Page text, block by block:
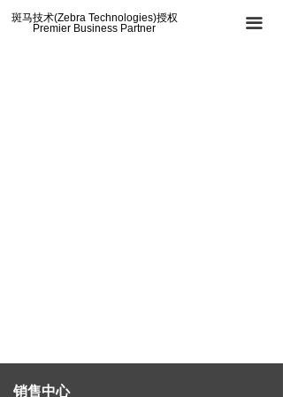
끀
斑马技术(Zebra Technologies)授权
Premier Business Partner
销售中心